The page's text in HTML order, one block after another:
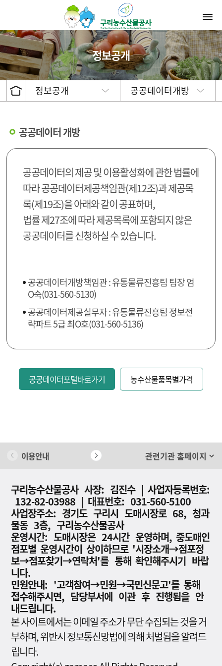
정보공개
정보공개 공공데이터개방
공공데이터 개방
공공데이터의 제공 및 이용활성화에 관한 법률에
따라 공공데이터제공책임관(제12조)과 제공목
록(제19조)을 아래와 같이 공표하며,
법률 제27조에 따라 제공목록에 포함되지 않은
공공데이터를 신청하실 수 있습니다.
공공데이터개방책임관 : 유통물류진흥팀 팀장 엄
O숙(031-560-5130)
공공데이터제공실무자 : 유통물류진흥팀 정보전
략파트 5급 최O호(031-560-5136)
공공데이터포털바로가기 농수산물품목별가격
이용안내 개인정보 처리방침
구리농수산물공사 사장: 김진수 | 사업자등록번호:
132-82-03988 | 대표번호: 031-560-5100
사업장주소: 경기도 구리시 도매시장로 68, 청과
물동 3층, 구리농수산물공사
운영시간: 도매시장은 24시간 운영하며, 중도매인
점포별 운영시간이 상이하므로 '시장소개→점포정
보→점포찾기→연락처'를 통해 확인해주시기 바랍
니다.
민원안내: '고객참여→민원→국민신문고'를 통해
접수해주시면, 담당부서에 이관 후 진행됨을 안
내드립니다.
본 사이트에서는 이메일 주소가 무단 수집되는 것을 거
부하며, 위반시 정보통신망법에 의해 처벌됨을 알려드
립니다.